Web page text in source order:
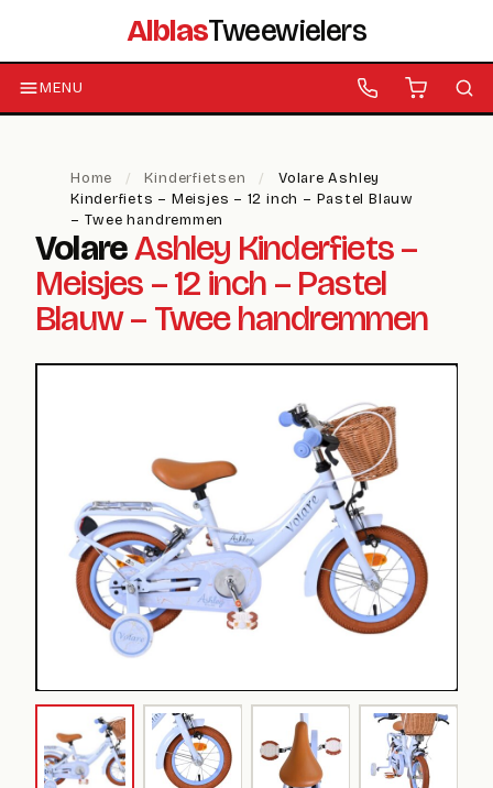
AlblasTweewielers
MENU
Home / Kinderfietsen /
Volare Ashley
Kinderfiets – Meisjes – 12 inch – Pastel Blauw
– Twee handremmen
VolareAshley Kinderfiets –
Meisjes – 12 inch – Pastel
Blauw – Twee handremmen